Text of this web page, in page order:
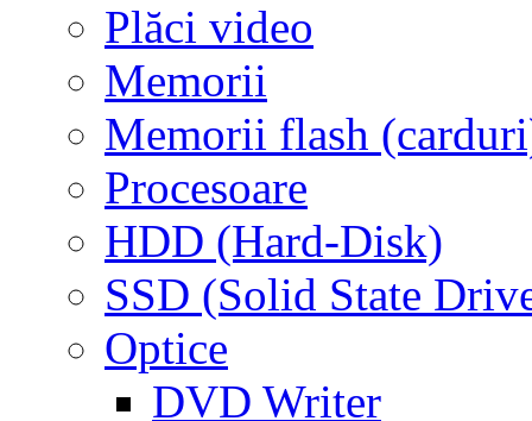
Plăci video
Memorii
Memorii flash
Procesoare
HDD (Hard-Disk)
SSD (Solid State
Optice
DVD Writer